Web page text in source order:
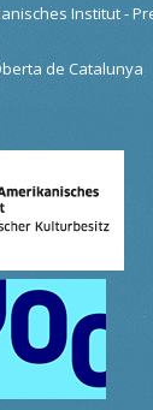
Institut -
de Catalunya